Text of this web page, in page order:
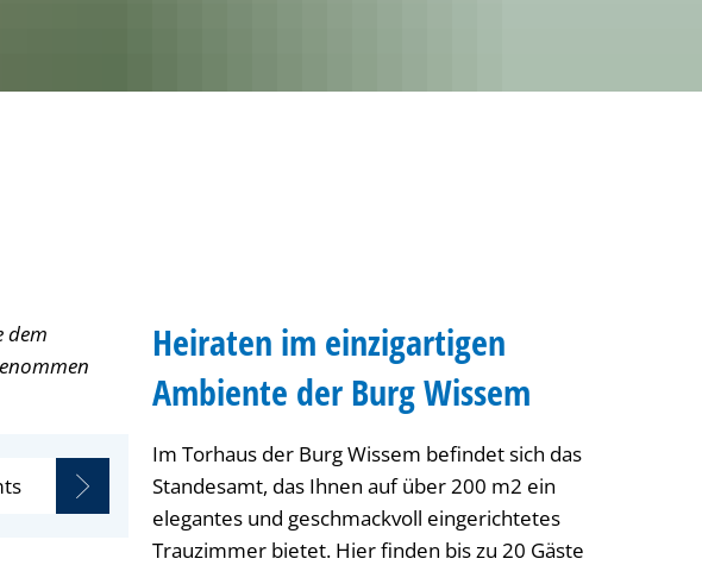
dem
Heiraten im einzigartigen
Ambiente derBurg Wissem
Im Torhaus der Burg Wissem befindet sich das
Standesamt, das Ihnen auf über 200 m2 ein
elegantes und geschmackvoll eingerichtetes
Trauzimmer bietet. Hier finden bis zu 20 Gäste